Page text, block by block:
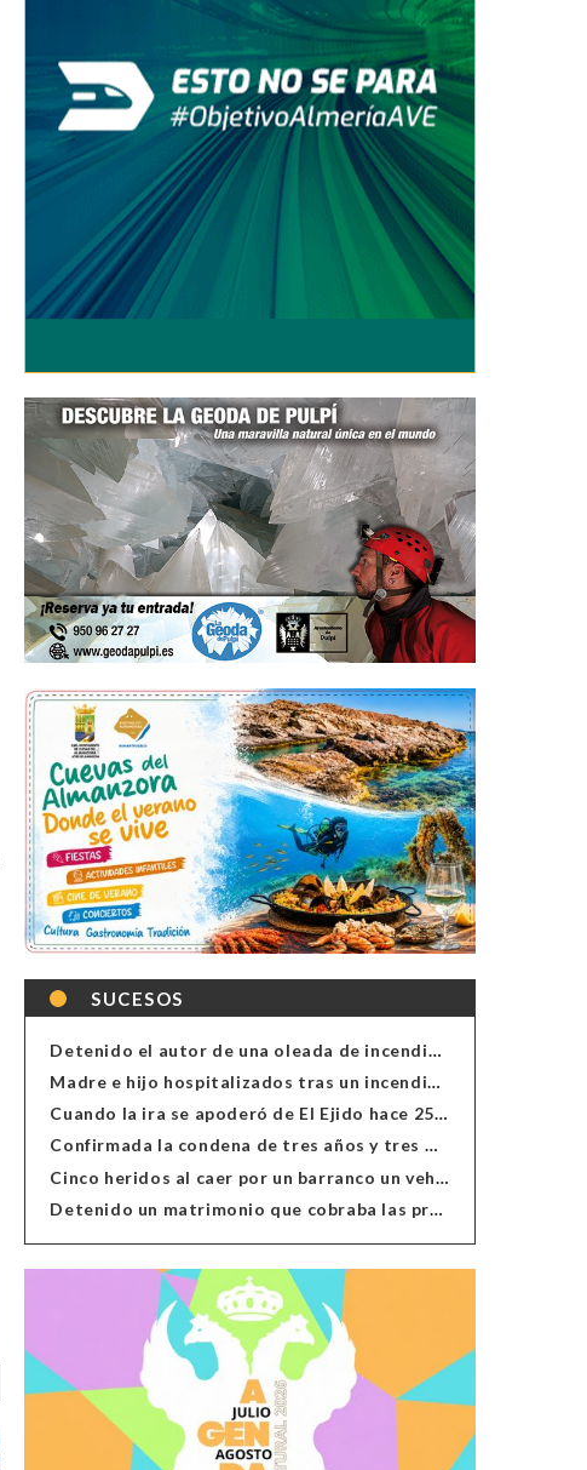
SUCESOS
Detenido el autor de una oleada de incendios de contenedores en Almería
Madre e hijo hospitalizados tras un incendio en la cocina de una vivienda en Almería
Cuando la ira se apoderó de El Ejido hace 25 años
Confirmada la condena de tres años y tres meses al hombre de Antas acusado de xenofobia
Cinco heridos al caer por un barranco un vehículo en Alcolea
Detenido un matrimonio que cobraba las prestaciones de ilegales en Almería, Granada, Málaga, Huelva y Murcia